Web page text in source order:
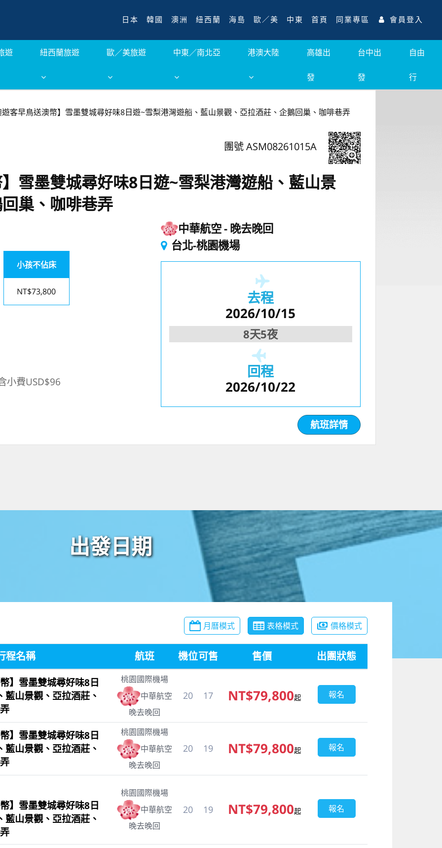
日本 韓國 澳洲 紐西蘭 海島 歐／美 中東 首頁 同業專區 會員登入
遊 紐西蘭旅遊 歐／美旅遊 中東／南北亞 港澳大陸 高雄出
發
台中出
發
自由
行
遊客早鳥送澳幣】雪墨雙城尋好味8日遊~雪梨港灣遊船、藍山景觀、亞拉酒莊、企鵝回巢、咖啡巷弄
團號 ASM08261015A
雪墨雙城尋好味8日遊~雪梨港灣遊船、藍山景
巢、咖啡巷弄
小孩不佔床
NT$73,800
小費USD$96
中華航空 晚去晚回
台北-桃園機場
去程
2026/10/15
8天5夜
回程
2026/10/22
航班詳情
出發日期
月曆模式 表格模式 價格模式
程名稱 航班 機位可售 售價
出團狀態
】雪墨雙城尋好味8日
山景觀、亞拉酒莊、
桃園國際機場
中華航空
晚去晚回
20 17 NT$79,800起 報名
】雪墨雙城尋好味8日
山景觀、亞拉酒莊、
桃園國際機場
中華航空
晚去晚回
20 19 NT$79,800起 報名
】雪墨雙城尋好味8日
山景觀、亞拉酒莊、
桃園國際機場
中華航空
晚去晚回
20 19 NT$79,800起 報名